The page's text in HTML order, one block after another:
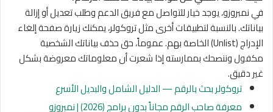
في نمبروزو، يوجد خيار للتواصل مع فريق الدعم وطلب تعديل أو إزالة
بياناتك. بالنسبة لتطبيقات أخرى مثل تروكولر، يمكنك زيارة صفحة إلغاء
الإدراج (Unlist) الخاصة بهم. عموماً، حق حذف بياناتك الشخصية
مكفول وننصحك بممارسته إذا شعرت أن معلوماتك معروضة بشكل
غير دقيق.
تروكولر بحث بالرقم — الدليل الشامل والبديل الأسرع
معرفة صاحب الرقم مجاناً بدون برامج (2026) | نمبروزو